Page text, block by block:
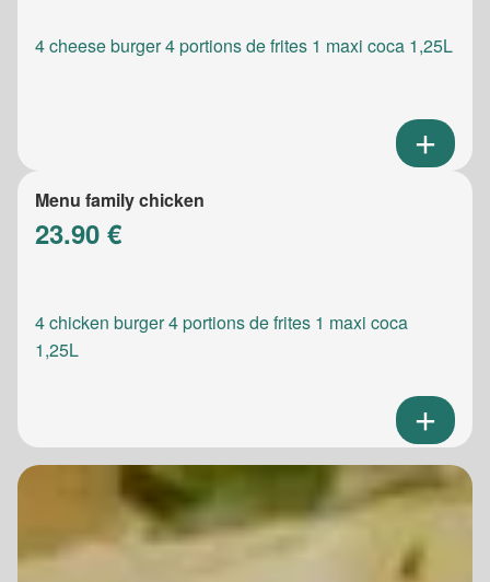
4 cheese burger 4 portions de frites 1 maxi coca 1,25L
Menu family chicken
23.90 €
4 chicken burger 4 portions de frites 1 maxi coca
1,25L